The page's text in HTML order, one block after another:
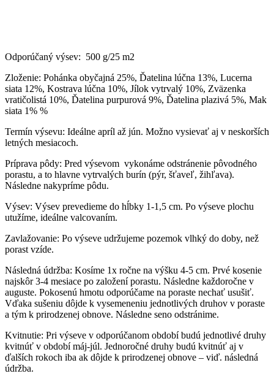
Odporúčaný výsev: 500 g/25 m2
Zloženie: Pohánka obyčajná 25%, Ďatelina lúčna 13%, Lucerna
siata 12%, Kostrava lúčna 10%, Jílok vytrvalý 10%, Zväzenka
vratičolistá 10%, Ďatelina purpurová 9%, Ďatelina plazivá 5%, Mak
siata 1% %
Termín výsevu: Ideálne apríl až jún. Možno vysievať aj v neskorších
letných mesiacoch.
Príprava pôdy: Pred výsevom vykonáme odstránenie pôvodného
porastu, a to hlavne vytrvalých burín (pýr, šťaveľ, žihľava).
Následne nakypríme pôdu.
Výsev: Výsev prevedieme do hĺbky 1-1,5 cm. Po výseve plochu
utužíme, ideálne valcovaním.
Zavlažovanie: Po výseve udržujeme pozemok vlhký do doby, než
porast vzíde.
Následná údržba: Kosíme 1x ročne na výšku 4-5 cm. Prvé kosenie
najskôr 3-4 mesiace po založení porastu. Následne každoročne v
auguste. Pokosenú hmotu odporúčame na poraste nechať usušiť.
Vďaka sušeniu dôjde k vysemeneniu jednotlivých druhov v poraste
a tým k prirodzenej obnove. Následne seno odstránime.
Kvitnutie: Pri výseve v odporúčanom období budú jednotlivé druhy
kvitnúť v období máj-júl. Jednoročné druhy budú kvitnúť aj v
ďalších rokoch iba ak dôjde k prirodzenej obnove – viď. následná
údržba.